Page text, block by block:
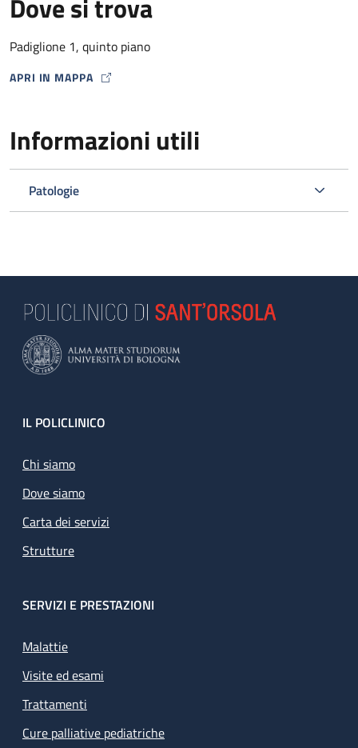
Dove si trova
Padiglione 1, quinto piano
APRI IN MAPPA
MAP ICON
Informazioni utili
Patologie
Footer
IL POLICLINICO
Chi siamo
Dove siamo
Carta dei servizi
Strutture
SERVIZI E PRESTAZIONI
Malattie
Visite ed esami
Trattamenti
Cure palliative pediatriche